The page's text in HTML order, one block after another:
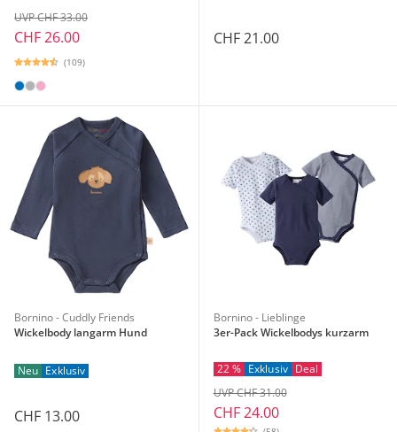
CHF 26.00
UVP CHF 33.00
(109)
CHF 21.00
Bornino - Cuddly Friends
Wickelbody langarm Hund
Neu Exklusiv
CHF 13.00
Bornino - Lieblinge
3er-Pack Wickelbodys kurzarm
22 % Exklusiv Deal
CHF 24.00
UVP CHF 31.00